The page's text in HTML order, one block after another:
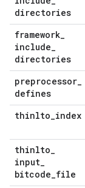
directories
framework_
include_
directories
preprocessor_
defines
thinlto_index
thinlto_
input_
bitcode_file